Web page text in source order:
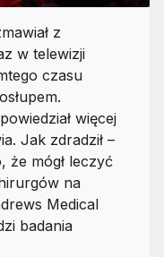
z
w telewizji
czasu
więcej
Jak zdradził –
że mógł leczyć
na
Medical
badania